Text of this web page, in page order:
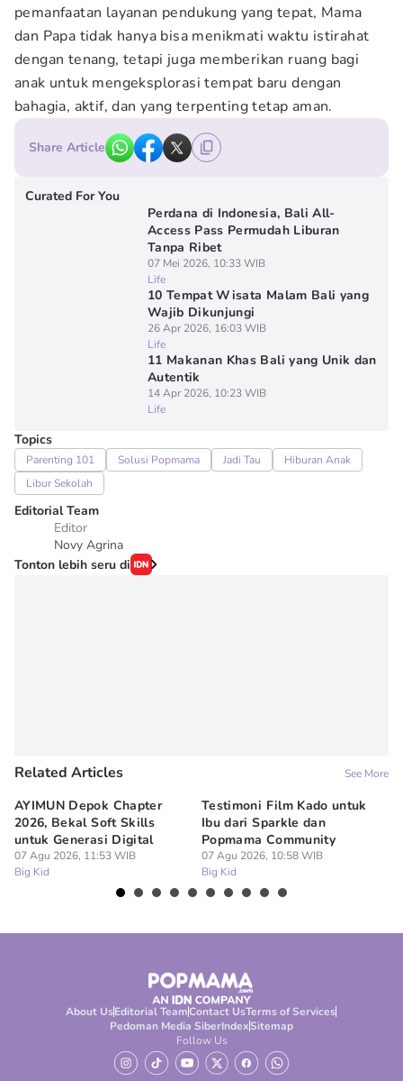
pemanfaatan layanan pendukung yang tepat, Mama
dan Papa tidak hanya bisa menikmati waktu istirahat
dengan tenang, tetapi juga memberikan ruang bagi
anak untuk mengeksplorasi tempat baru dengan
bahagia, aktif, dan yang terpenting tetap aman.
Share Article
Curated For You
Perdana di Indonesia, Bali All-
Access Pass Permudah Liburan
Tanpa Ribet
07 Mei 2026, 10:33 WIB
Life
10 Tempat Wisata Malam Bali yang
Wajib Dikunjungi
26 Apr 2026, 16:03 WIB
Life
11 Makanan Khas Bali yang Unik dan
Autentik
14 Apr 2026, 10:23 WIB
Life
Topics
Parenting 101 Solusi Popmama Jadi Tau
Hiburan Anak
Libur Sekolah
Editorial Team
Editor
Novy Agrina
Tonton lebih seru di
Related Articles See More
AYIMUN Depok Chapter
2026, Bekal Soft Skills
untuk Generasi Digital
07 Agu 2026, 11:53 WIB
Big Kid
Testimoni Film Kado untuk
Ibu dari Sparkle dan
Popmama Community
07 Agu 2026, 10:58 WIB
Big Kid
About UsEditorial TeamContact UsTerms of Services
Pedoman Media SiberIndexSitemap
Follow Us